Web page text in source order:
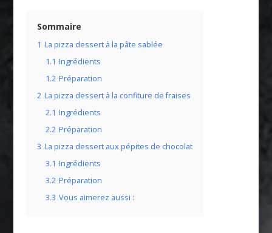
Sommaire
1 La pizza dessert à la pâte sablée
1.1 Ingrédients
1.2 Préparation
2 La pizza dessert à la confiture de fraises
2.1 Ingrédients
2.2 Préparation
3 La pizza dessert aux pépites de chocolat
3.1 Ingrédients
3.2 Préparation
3.3 Vous aimerez aussi :